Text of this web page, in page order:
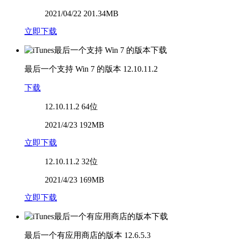
2021/04/22 201.34MB
立即下载
最后一个支持 Win 7 的版本 12.10.11.2
下载
12.10.11.2 64位
2021/4/23 192MB
立即下载
12.10.11.2 32位
2021/4/23 169MB
立即下载
最后一个有应用商店的版本 12.6.5.3